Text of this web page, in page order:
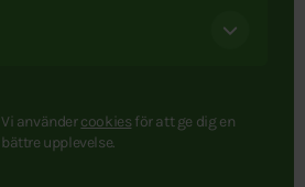
Vi användercookies för att ge dig en
bättre upplevelse.